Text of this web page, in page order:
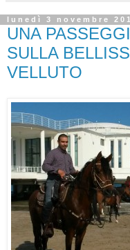
lunedì 3 novembre
UNA
SULLA
VELLUTO